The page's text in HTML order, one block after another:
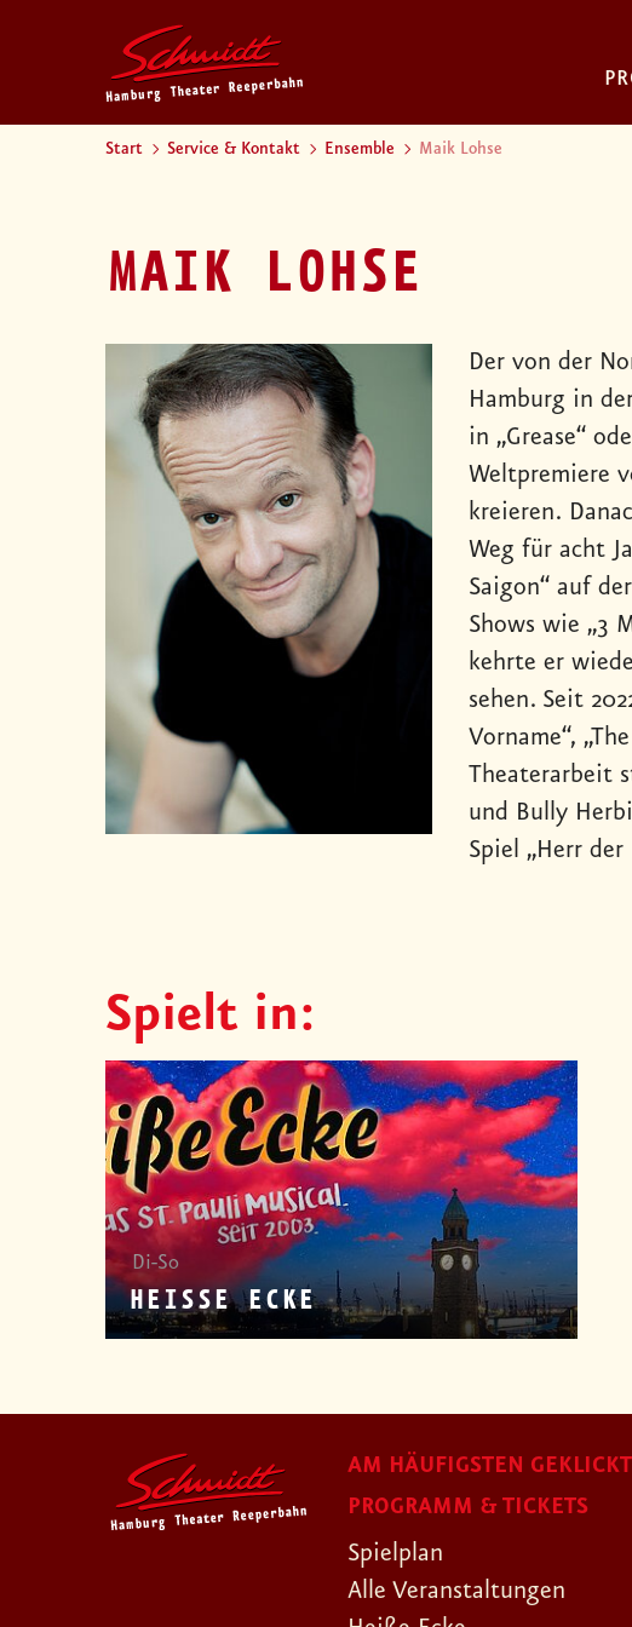
Start Service & Kontakt Ensemble Maik Lohse
MAIK LOHSE
Der von der
Hamburg in
in „Grease“
Weltpremiere
kreieren.
Weg für acht
Saigon“ auf
Shows wie „3
kehrte er
sehen. Seit
Vorname“,
Theaterarbeit
und Bully
Spiel „Herr
Spielt in:
Di-So
HEISSE ECKE
AM HÄUFIGSTEN GEKLICKT
PROGRAMM & TICKETS
Spielplan
Alle Veranstaltungen